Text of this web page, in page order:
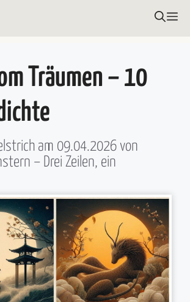
Träumen – 10
am 09.04.2026 von
– Drei Zeilen, ein